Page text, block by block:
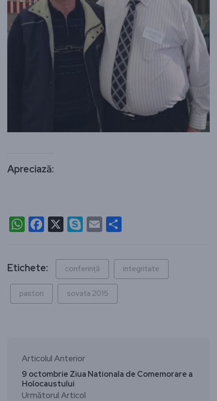
Apreciază:
WhatsApp
Facebook
X Skype
Email
Etichete: conferință integritate
pastori sovata 2015
Articolul Anterior
9 octombrie Ziua Nationala de Comemorare a
Holocaustului
Următorul Articol